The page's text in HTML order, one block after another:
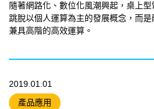
隨著網路化、數位化風潮興起，桌上
跳脫以個人運算為主的發展概念，而
兼具高階的高效運算。
2019.01.01
產品應用